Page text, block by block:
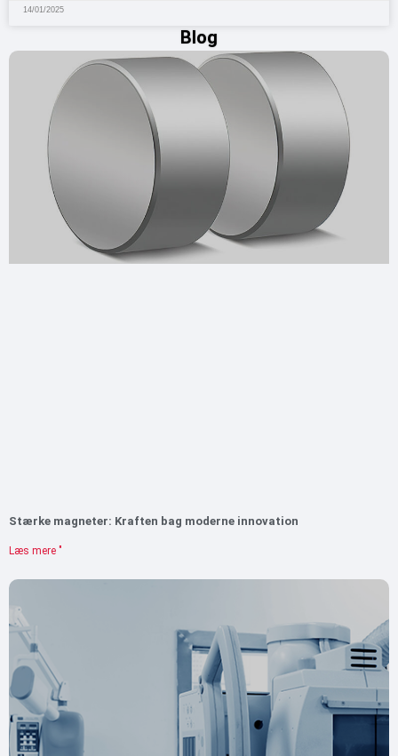
14/01/2025
Blog
Stærke magneter: Kraften bag moderne innovation
Læs mere "